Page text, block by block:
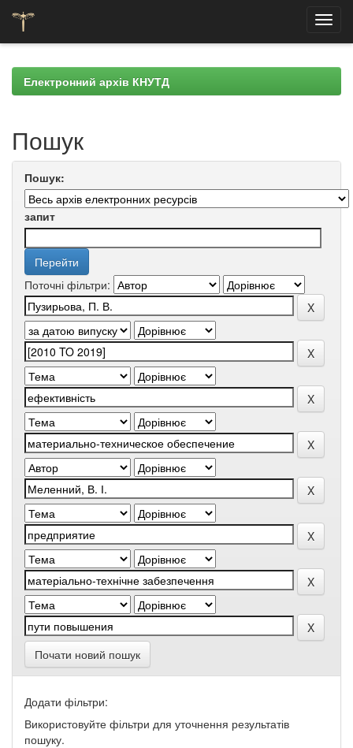
navigationЕлектронний архів КНУТД
Пошук
Пошук:
запит
Поточні фільтри:
Почати новий пошук
Додати фільтри:
Використовуйте фільтри для уточнення результатів
пошуку.